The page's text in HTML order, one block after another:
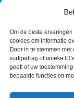
Om de beste
cookies om informatie
Door in te stemmen
surfgedrag of unieke
geeft of uw
bepaalde functies en
VOLG
L
i
n
T
w
i